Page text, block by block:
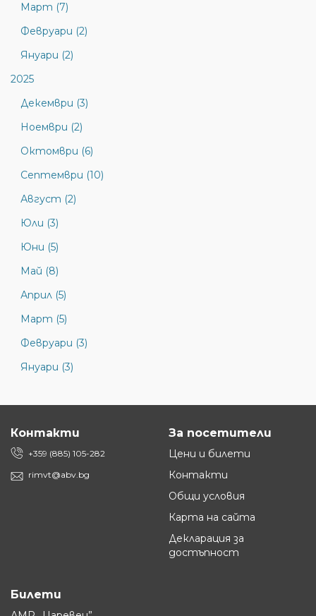
Март (7)
Февруари (2)
Януари (2)
2025
Декември (3)
Ноември (2)
Октомври (6)
Септември (10)
Август (2)
Юли (3)
Юни (5)
Май (8)
Април (5)
Март (5)
Февруари (3)
Януари (3)
Контакти
+359 (885) 105-282
rimvt@abv.bg
За посетители
Цени и билети
Контакти
Общи условия
Карта на сайта
Декларация за
достъпност
Билети